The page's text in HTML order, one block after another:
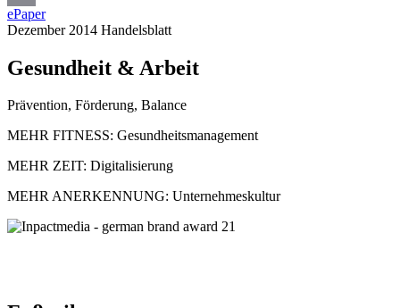
Email
ePaper
Dezember 2014 Handelsblatt
Gesundheit & Arbeit
Prävention, Förderung, Balance
MEHR FITNESS: Gesundheitsmanagement
MEHR ZEIT: Digitalisierung
MEHR ANERKENNUNG: Unternehmeskultur